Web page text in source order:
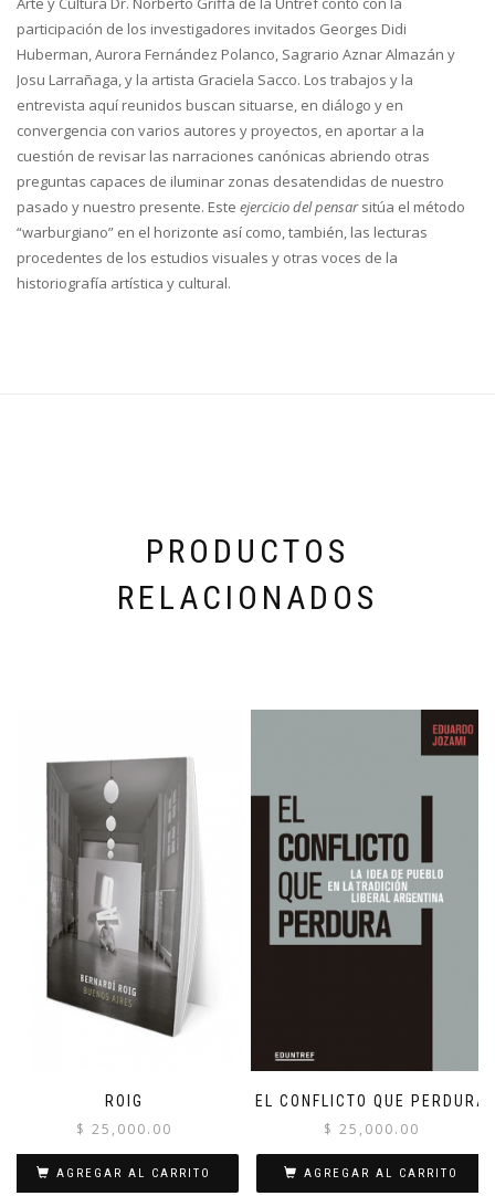
participación de los investigadores invitados Georges Didi
Huberman, Aurora Fernández Polanco, Sagrario Aznar Almazán y
Josu Larrañaga, y la artista Graciela Sacco. Los trabajos y la
entrevista aquí reunidos buscan situarse, en diálogo y en
convergencia con varios autores y proyectos, en aportar a la
cuestión de revisar las narraciones canónicas abriendo otras
preguntas capaces de iluminar zonas desatendidas de nuestro
pasado y nuestro presente. Este ejercicio del pensarsitúa el método
“warburgiano” en el horizonte así como, también, las lecturas
procedentes de los estudios visuales y otras voces de la
historiografía artística y cultural.
PRODUCTOS
RELACIONADOS
ROIG
$ 25,000.00
AGREGAR AL CARRITO
EL CONFLICTO QUE PERDURA
$ 25,000.00
AGREGAR AL CARRITO